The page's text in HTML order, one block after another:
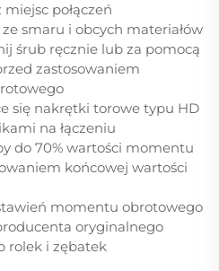
połączeń
smaru i obcych materiałów
śrub ręcznie lub za pomocą
zastosowaniem
się nakrętki torowe typu HD
na łączeniu
do 70% wartości momentu
końcowej wartości
momentu obrotowego
oryginalnego
rolek i zębatek